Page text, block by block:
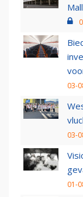
03-
03-
01-